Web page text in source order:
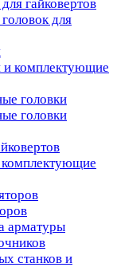
гайковертов
для
и комплектующие
головки
головки
арматуры
станков и